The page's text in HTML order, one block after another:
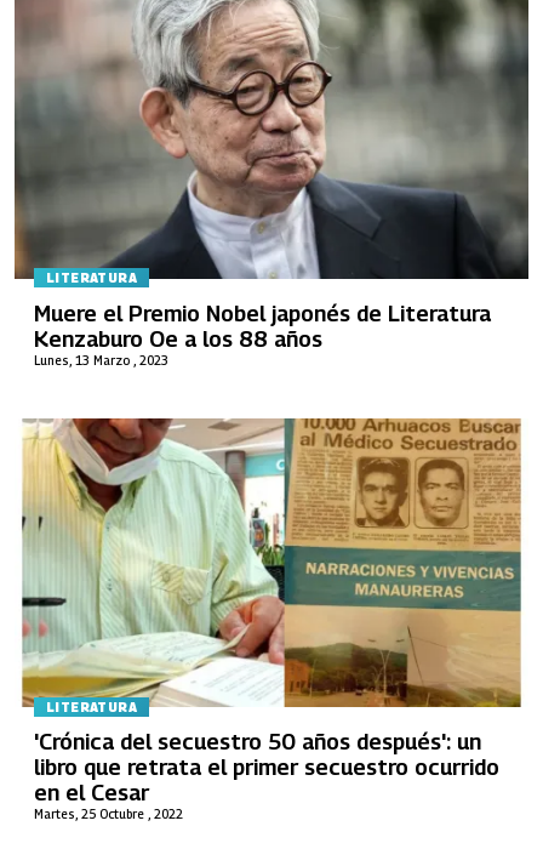
LITERATURA
Lunes, 13 Marzo , 2023
Muere el Premio Nobel japonés de Literatura
Kenzaburo Oe a los 88 años
LITERATURA
Martes, 25 Octubre , 2022
'Crónica del secuestro 50 años después': un
libro que retrata el primer secuestro ocurrido
en el Cesar